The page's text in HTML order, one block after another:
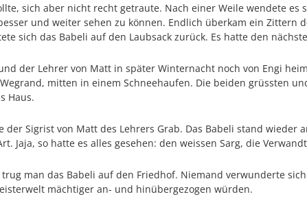
sich aber nicht recht getraute. Nach einer Weile wendete
und weiter sehen zu können. Endlich überkam ein Zittern
sich das Babeli auf den Laubsack zurück. Es hatte den
der Lehrer von Matt in später Winternacht noch von Engi
mitten in einem Schneehaufen. Die beiden grüssten
Haus.
der Sigrist von Matt des Lehrers Grab. Das Babeli stand
Jaja, so hatte es alles gesehen: den weissen Sarg, die
man das Babeli auf den Friedhof. Niemand verwunderte
mächtiger an- und hinübergezogen würden.